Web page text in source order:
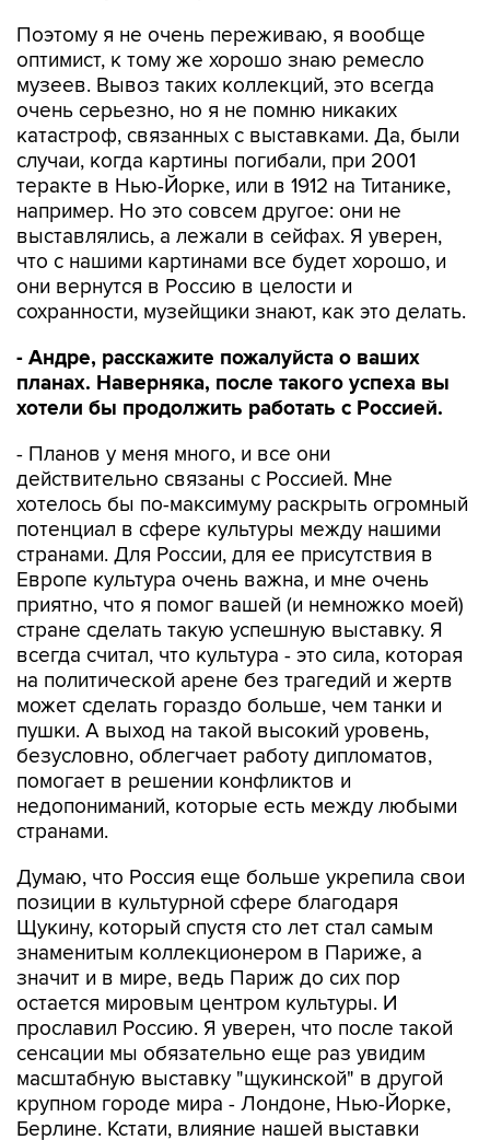
Поэтому я не очень переживаю, я вообще
оптимист, к тому же хорошо знаю ремесло
музеев. Вывоз таких коллекций, это всегда
очень серьезно, но я не помню никаких
катастроф, связанных с выставками. Да, были
случаи, когда картины погибали, при 2001
теракте в Нью-Йорке, или в 1912 на Титанике,
например. Но это совсем другое: они не
выставлялись, а лежали в сейфах. Я уверен,
что с нашими картинами все будет хорошо, и
они вернутся в Россию в целости и
сохранности, музейщики знают, как это делать.
- Андре, расскажите пожалуйста о ваших
планах. Наверняка, после такого успеха вы
хотели бы продолжить работать с Россией.
- Планов у меня много, и все они
действительно связаны с Россией. Мне
хотелось бы по-максимуму раскрыть огромный
потенциал в сфере культуры между нашими
странами. Для России, для ее присутствия в
Европе культура очень важна, и мне очень
приятно, что я помог вашей (и немножко моей)
стране сделать такую успешную выставку. Я
всегда считал, что культура - это сила, которая
на политической арене без трагедий и жертв
может сделать гораздо больше, чем танки и
пушки. А выход на такой высокий уровень,
безусловно, облегчает работу дипломатов,
помогает в решении конфликтов и
недопониманий, которые есть между любыми
странами.
Думаю, что Россия еще больше укрепила свои
позиции в культурной сфере благодаря
Щукину, который спустя сто лет стал самым
знаменитым коллекционером в Париже, а
значит и в мире, ведь Париж до сих пор
остается мировым центром культуры. И
прославил Россию. Я уверен, что после такой
сенсации мы обязательно еще раз увидим
масштабную выставку "щукинской" в другой
крупном городе мира - Лондоне, Нью-Йорке,
Берлине. Кстати, влияние нашей выставки